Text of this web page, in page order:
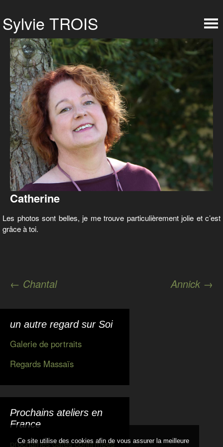
Ce site utilise des cookies afin de vous assurer la meilleure
Catherine
Les photos sont belles, je me trouve particulièrement jolie et c’est
grâce à toi.
Navigation
des
articles
← Chantal Annick →
un autre regard sur Soi
Galerie de portraits
Regards Massaïs
Prochains ateliers en
France
prochaines dates confirmées